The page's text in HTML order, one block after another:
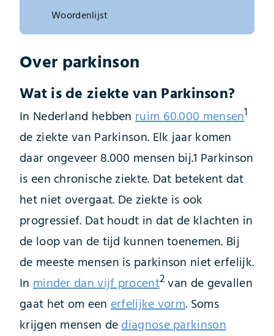
Woordenlijst
Over parkinson
Wat is de ziekte van Parkinson?
In Nederland hebbenruim 60.000 mensen1
de ziekte van Parkinson. Elk jaar komen
daar ongeveer 8.000 mensen bij.1 Parkinson
is een chronische ziekte. Dat betekent dat
het niet overgaat. De ziekte is ook
progressief. Dat houdt in dat de klachten in
de loop van de tijd kunnen toenemen. Bij
de meeste mensen is parkinson niet erfelijk.
In minder dan vijf procent2van de gevallen
gaat het om eenerfelijke vorm. Soms
krijgen mensen dediagnose parkinson